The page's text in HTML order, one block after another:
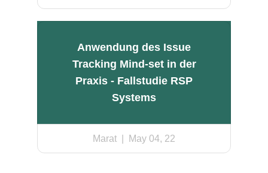
Anwendung des Issue
Tracking Mind-set in der
Praxis - Fallstudie RSP
Systems
Marat | May 04, 22